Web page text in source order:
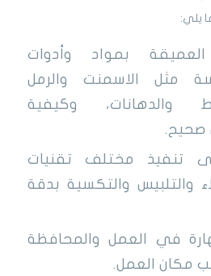
يلي:
العميقة بمواد وأدوات
مثل الاسمنت والرمل
والدهانات، وكيفية
صحيح.
تنفيذ مختلف تقنيات
والتلبيس والتكسية بدقة
في العمل والمحافظة
مكان العمل.